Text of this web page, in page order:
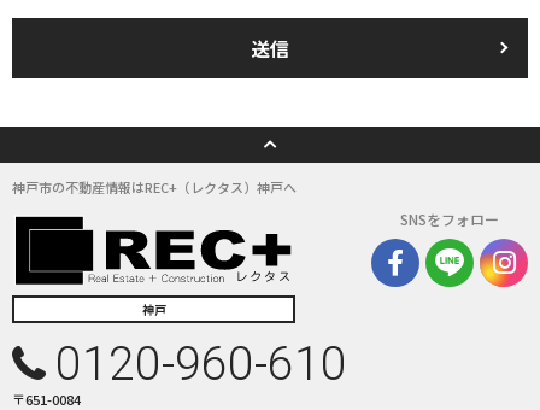
法令を遵守し、適切に取り扱います。また、適宜取扱いの改善に努めま
す。
ます。また、取引先等に対しても適切にお客さま情報を取り扱うように要
(3) お客さま情報の収集に際しては、利用目的を特定して通知または公表
(4) お客さま情報の漏洩、紛失、改ざん等を防止するために必要な 対策を
講じて適切な管理を行います。
(5) 保有するお客さま情報について、お客さま本人からの開示、訂正、削
除、利用停止の依頼を所定の窓口でお受けして、誠意をもって対応いたし
具体的には、以下の内容に従ってお客さま情報の取り扱いをいたします。
３．お客様の情報の利用目的
送信
神戸市の不動産情報はREC+（レクタス）神戸へ
神戸
SNSをフォロー
0120-960-610
〒651-0084